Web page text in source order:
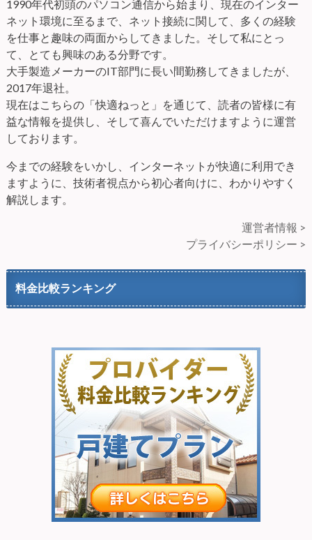
1990年代初頭のパソコン通信から始まり、現在のインター
ネット環境に至るまで、ネット接続に関して、多くの経験
を仕事と趣味の両面からしてきました。そして私にとっ
て、とても興味のある分野です。
大手製造メーカーのIT部門に長い間勤務してきましたが、
2017年退社。
現在はこちらの「快適ねっと」を通じて、読者の皆様に有
益な情報を提供し、そして喜んでいただけますように運営
しております。
今までの経験をいかし、インターネットが快適に利用でき
ますように、技術者視点から初心者向けに、わかりやすく
解説します。
運営者情報 >
プライバシーポリシー >
料金比較ランキング